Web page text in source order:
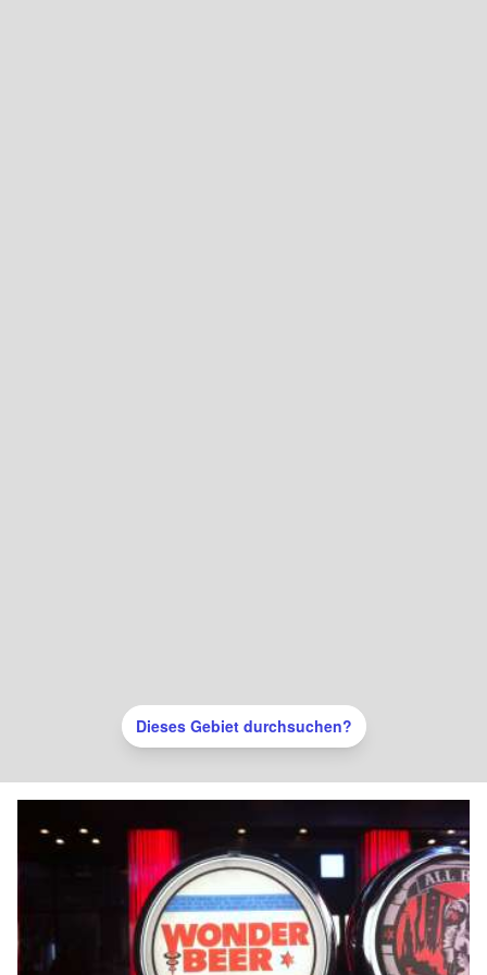
Dieses Gebiet durchsuchen?